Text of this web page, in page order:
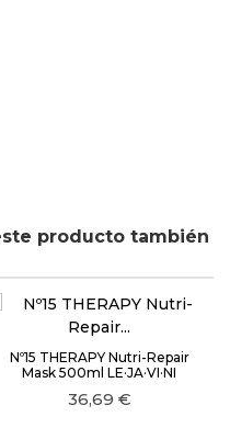
producto también
Nº15 THERAPY Nutri-Repair
Mask 500ml LE·JA·VI·NI
36,69 €